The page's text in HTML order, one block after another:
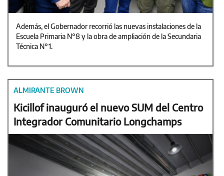
Además, el Gobernador recorrió las nuevas instalaciones de la
Escuela Primaria N°8 y la obra de ampliación de la Secundaria
Técnica N°1.
ALMIRANTE BROWN
Kicillof inauguró el nuevo SUM del Centro
Integrador Comunitario Longchamps